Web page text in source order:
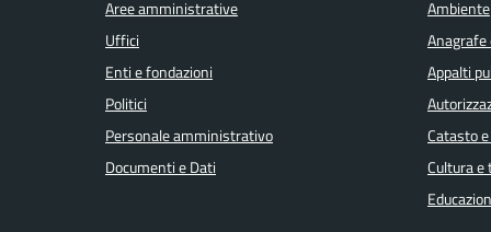
Aree amministrative
Uffici
Enti e fondazioni
Politici
Personale amministrativo
Documenti e Dati
Ambiente
Appalti
Catasto
Cultura e